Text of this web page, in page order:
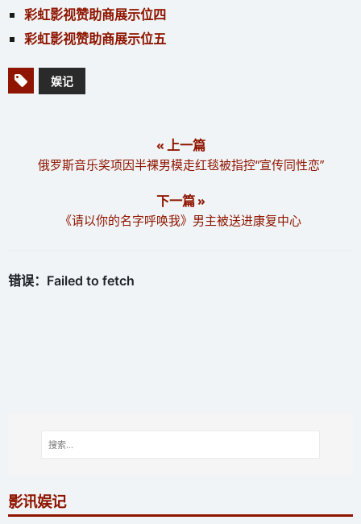
彩虹影视赞助商展示位四
彩虹影视赞助商展示位五
娱记
« 上一篇
俄罗斯音乐奖项因半裸男模走红毯被指控“宣传同性恋”
下一篇 »
《请以你的名字呼唤我》男主被送进康复中心
影讯娱记